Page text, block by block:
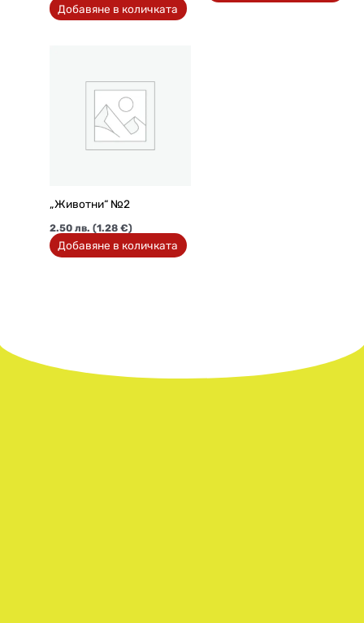
Добавяне в количката
„Животни“ №2
2.50лв. (1.28 €)
Добавяне в количката